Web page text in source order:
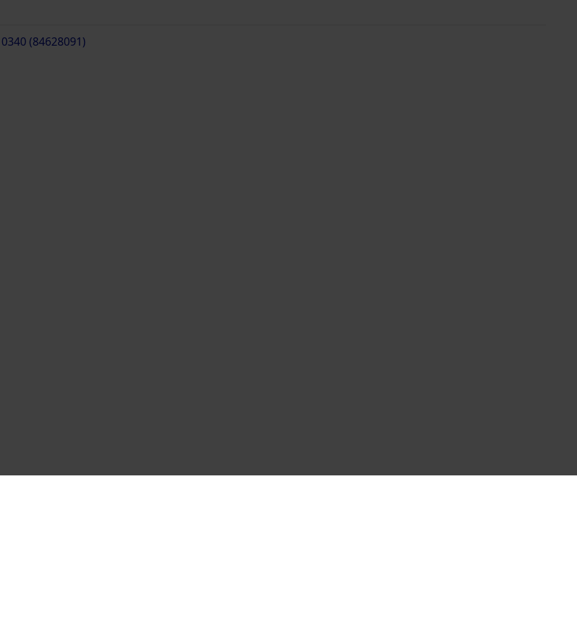
0340 (84628091)